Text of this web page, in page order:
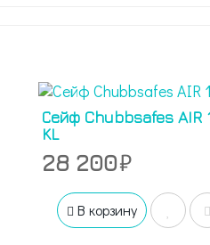
Сейф Chubbsafes AIR
KL
28 200
В корзину